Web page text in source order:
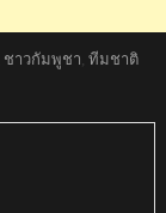
ชาวกัมพูชา, ทีมชาติ